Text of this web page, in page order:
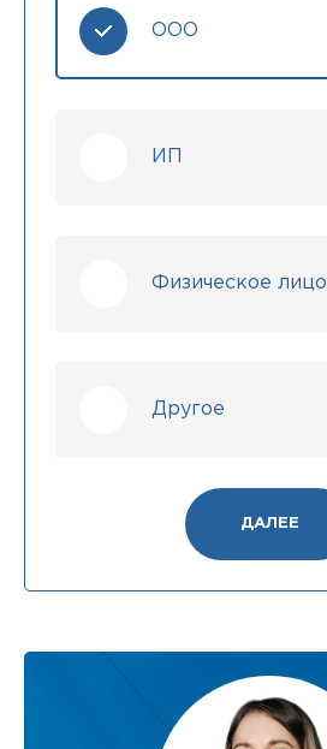
ООО
ИП
Физическое лицо
Другое
ДАЛЕЕ